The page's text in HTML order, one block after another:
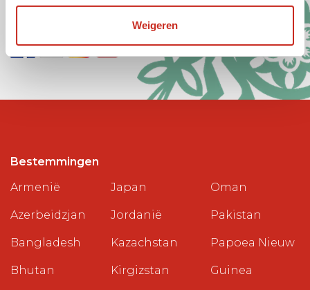
Weigeren
Bestemmingen
Armenië
Azerbeidzjan
Bangladesh
Bhutan
Japan
Jordanië
Kazachstan
Kirgizstan
Oman
Pakistan
Papoea Nieuw
Guinea